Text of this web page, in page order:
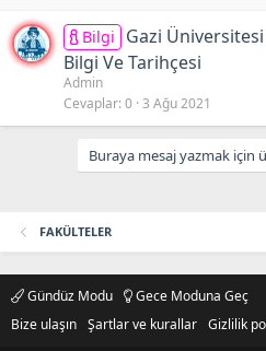
Bilgi
Gazi
Bilgi Ve Tarihçesi
Admin
Cevaplar 0 3 Ağu 2021
Buraya mesaj yazmak için
FAKÜLTELER
Gündüz Modu
Gece Moduna Geç
Bize ulaşın Şartlar ve kurallar Gizlilik